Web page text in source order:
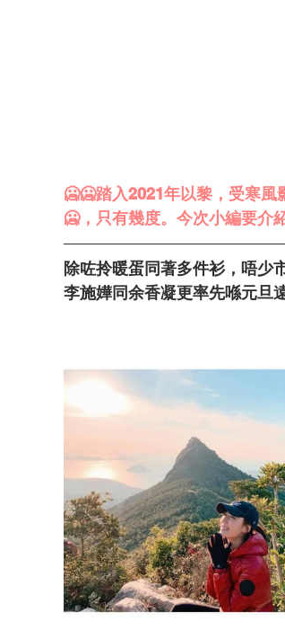
🥶🥶踏入2021年以黎，受寒
🥶，只有幾度。今次小編要介
除咗拎暖蛋同著多件衫，唔少
李施嬅同余香凝更率先喺元旦遠